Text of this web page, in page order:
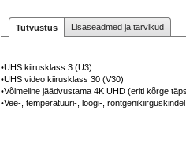
Tutvustus Lisaseadmed ja tarvikud
•UHS kiirusklass 3 (U3)
•UHS video kiirusklass 30 (V30)
•Võimeline jäädvustama 4K UHD (eriti kõrge
•Vee-, temperatuuri-, löögi-, röntgenikiirguskindel